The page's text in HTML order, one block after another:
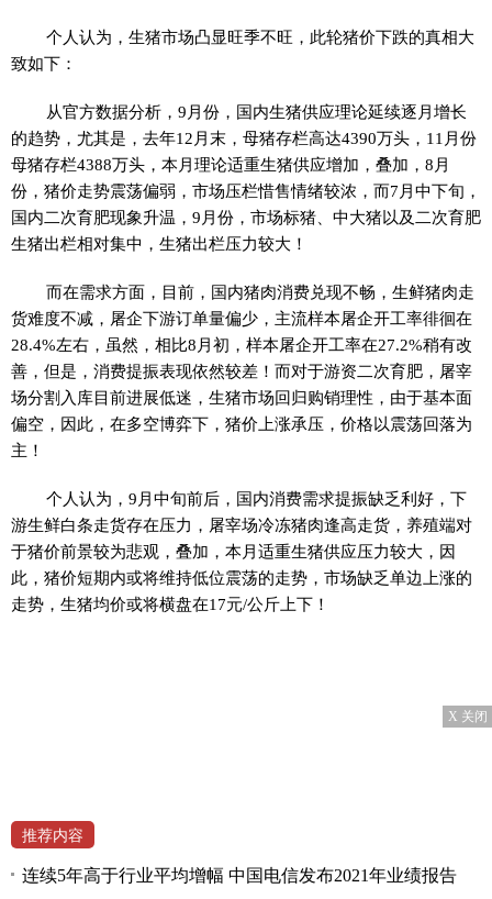
个人认为，生猪市场凸显旺季不旺，此轮猪价下跌的真相大
致如下：
从官方数据分析，9月份，国内生猪供应理论延续逐月增长
的趋势，尤其是，去年12月末，母猪存栏高达4390万头，11月份
母猪存栏4388万头，本月理论适重生猪供应增加，叠加，8月
份，猪价走势震荡偏弱，市场压栏惜售情绪较浓，而7月中下旬，
国内二次育肥现象升温，9月份，市场标猪、中大猪以及二次育肥
生猪出栏相对集中，生猪出栏压力较大！
而在需求方面，目前，国内猪肉消费兑现不畅，生鲜猪肉走
货难度不减，屠企下游订单量偏少，主流样本屠企开工率徘徊在
28.4%左右，虽然，相比8月初，样本屠企开工率在27.2%稍有改
善，但是，消费提振表现依然较差！而对于游资二次育肥，屠宰
场分割入库目前进展低迷，生猪市场回归购销理性，由于基本面
偏空，因此，在多空博弈下，猪价上涨承压，价格以震荡回落为
主！
个人认为，9月中旬前后，国内消费需求提振缺乏利好，下
游生鲜白条走货存在压力，屠宰场冷冻猪肉逢高走货，养殖端对
于猪价前景较为悲观，叠加，本月适重生猪供应压力较大，因
此，猪价短期内或将维持低位震荡的走势，市场缺乏单边上涨的
走势，生猪均价或将横盘在17元/公斤上下！
X 关闭
推荐内容
连续5年高于行业平均增幅 中国电信发布2021年业绩报告